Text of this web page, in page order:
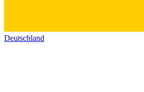
Deutschland